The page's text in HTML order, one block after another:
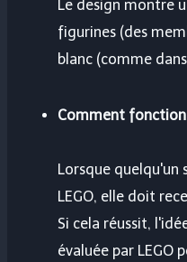
Le design montre
figurines (des
blanc (comme
Comment
Lorsque quelqu'un
LEGO, elle doit
Si cela réussit,
évaluée par LEGO